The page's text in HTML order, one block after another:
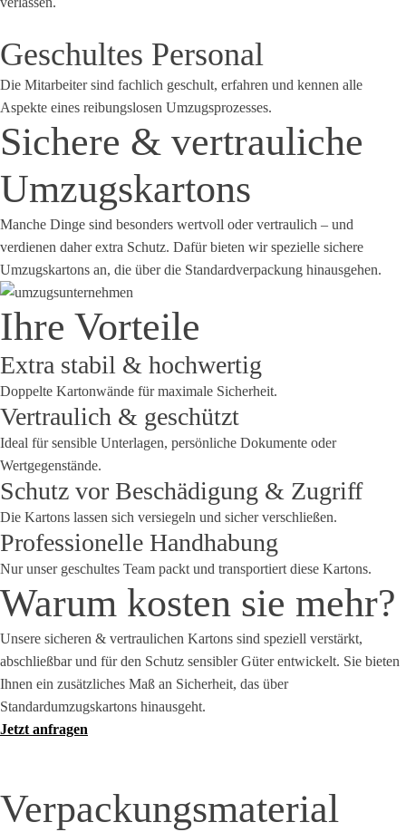
Geschultes Personal
Die Mitarbeiter sind fachlich geschult, erfahren und kennen alle
Aspekte eines reibungslosen Umzugsprozesses.
Sichere & vertrauliche
Umzugskartons
Manche Dinge sind besonders wertvoll oder vertraulich – und
verdienen daher extra Schutz. Dafür bieten wir spezielle sichere
Umzugskartons an, die über die Standardverpackung hinausgehen.
Ihre Vorteile
Extra stabil & hochwertig
Doppelte Kartonwände für maximale Sicherheit.
Vertraulich & geschützt
Ideal für sensible Unterlagen, persönliche Dokumente oder
Wertgegenstände.
Schutz vor Beschädigung & Zugriff
Die Kartons lassen sich versiegeln und sicher verschließen.
Professionelle Handhabung
Nur unser geschultes Team packt und transportiert diese Kartons.
Warum kosten sie mehr?
Unsere sicheren & vertraulichen Kartons sind speziell verstärkt,
abschließbar und für den Schutz sensibler Güter entwickelt. Sie bieten
Ihnen ein zusätzliches Maß an Sicherheit, das über
Standardumzugskartons hinausgeht.
Jetzt anfragen
Verpackungsmaterial